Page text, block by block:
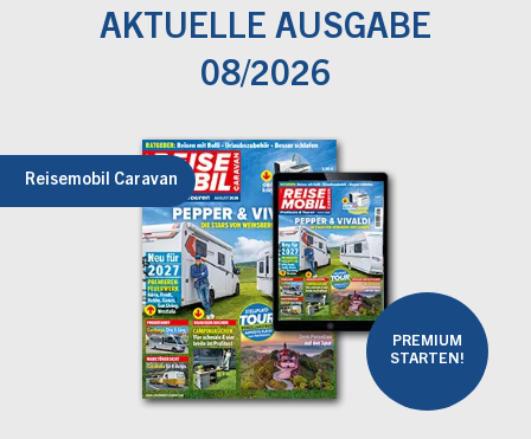
AKTUELLE AUSGABE
08/2026
Reisemobil Caravan
PREMIUM
STARTEN!